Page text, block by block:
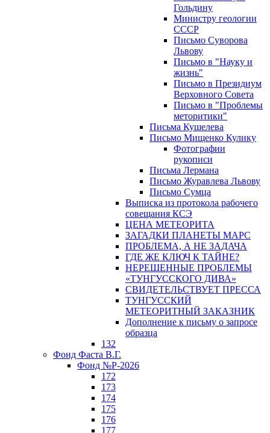
Гольдину
Министру геологии
СССР
Письмо Суворова
Львову
Письмо в "Науку и
жизнь"
Письмо в Президиум
Верховного Совета
Письмо в "Проблемы
меторитики"
Письма Кушелева
Письмо Мищенко Кулику
Фотографии
рукописи
Письма Лермана
Письмо Журавлева Львову
Письмо Сумца
Выписка из протокола рабочего
совещания КСЭ
ЦЕНА МЕТЕОРИТА
ЗАГАДКИ ПЛАНЕТЫ МАРС
ПРОБЛЕМА, А НЕ ЗАДАЧА
ГДЕ ЖЕ КЛЮЧ К ТАЙНЕ?
НЕРЕШЕННЫЕ ПРОБЛЕМЫ
«ТУНГУССКОГО ДИВА»
СВИДЕТЕЛЬСТВУЕТ ПРЕССА
ТУНГУССКИЙ
МЕТЕОРИТНЫЙ ЗАКАЗНИК
Дополнение к письму о запросе
образца
132
Фонд Фаста В.Г.
Фонд №Р-2026
172
173
174
175
176
177